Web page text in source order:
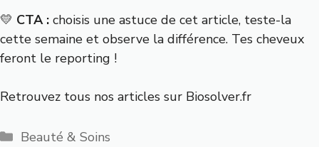
💛 CTA : choisis une astuce de cet article, teste-la
cette semaine et observe la différence. Tes cheveux
feront le reporting !
Retrouvez tous nos articles sur Biosolver.fr
Catégories
Beauté & Soins